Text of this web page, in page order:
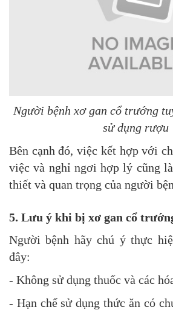
Người bệnh xơ gan cổ trướng
sử dụng rượu
Bên cạnh đó, việc kết hợp với
việc và nghỉ ngơi hợp lý cũng
thiết và quan trọng của người
5. Lưu ý khi bị xơ gan cổ
Người bệnh hãy chú ý thực
đây:
- Không sử dụng thuốc và các
- Hạn chế sử dụng thức ăn có